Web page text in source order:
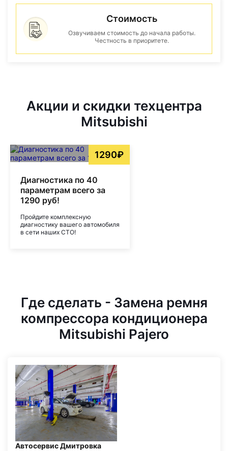
Стоимость
Озвучиваем стоимость до начала работы.
Честность в приоритете.
Акции и скидки техцентра
Mitsubishi
1290₽
Диагностика по 40
параметрам всего за
1290 руб!
Пройдите комплексную
диагностику вашего автомобиля
в сети наших СТО!
Где сделать - Замена ремня
компрессора кондиционера
Mitsubishi Pajero
Автосервис Дмитровка